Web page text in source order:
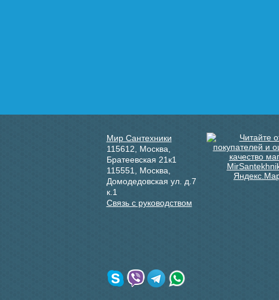
Мир Сантехники
115612, Москва,
Братеевская 21к1
115551, Москва,
Домодедовская ул. д.7
к.1
Связь с руководством